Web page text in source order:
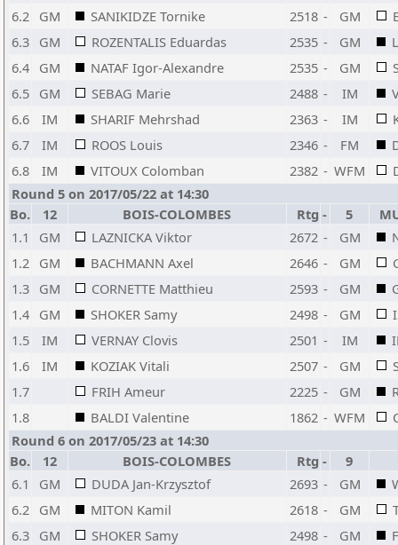
6.2 GM SANIKIDZE Tornike 2518 - GM
6.3 GM ROZENTALIS Eduardas 2535 - GM
6.4 GM NATAF Igor-Alexandre 2535 - GM
6.5 GM SEBAG Marie 2488 - IM
6.6
IM SHARIF Mehrshad 2363 - IM
6.7
IM ROOS Louis 2346 - FM
6.8
IM VITOUX Colomban 2382 - WFM
Round 5 on 2017/05/22 at 14:30
Bo.
12 BOIS-COLOMBES Rtg - 5
1.1
GM LAZNICKA Viktor 2672 - GM
1.2 GM BACHMANN Axel 2646 - GM
1.3 GM CORNETTE Matthieu 2593 - GM
1.4 GM SHOKER Samy 2498 - GM
1.5
IM VERNAY Clovis 2501 - IM
1.6
IM KOZIAK Vitali 2507 - GM
1.7
FRIH Ameur 2225 - GM
1.8
BALDI Valentine 1862 - WFM
Round 6 on 2017/05/23 at 14:30
Bo.
12 BOIS-COLOMBES Rtg -
9
6.1
GM DUDA Jan-Krzysztof 2693 - GM
6.2 GM MITON Kamil 2618 - GM
6.3 GM SHOKER Samy 2498 - GM